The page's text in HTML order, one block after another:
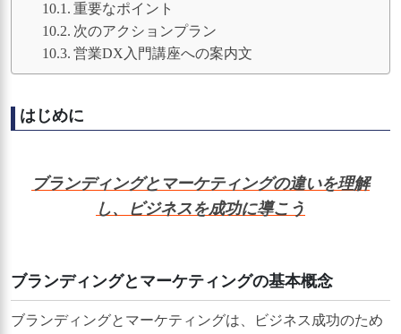
重要なポイント
次のアクションプラン
営業DX入門講座への案内文
はじめに
ブランディングとマーケティングの違いを理解
し、ビジネスを成功に導こう
ブランディングとマーケティングの基本概念
ブランディングとマーケティングは、ビジネス成功のため